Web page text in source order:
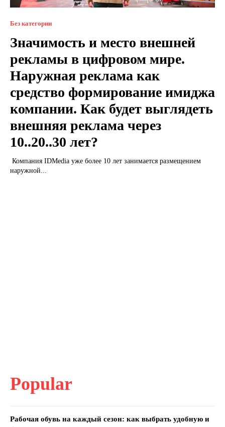
Без категории
Значимость и место внешней
рекламы в цифровом мире.
Наружная реклама как
средство формирование имиджа
компании. Как будет выглядеть
внешняя реклама через
10..20..30 лет?
Компания IDMedia уже более 10 лет занимается размещением
наружной...
Popular
Рабочая обувь на каждый сезон: как выбрать удобную и